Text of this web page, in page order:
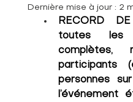
Dernière mise à jour : 2
RECORD
toutes les
complètes,
participants
personnes
l’événement